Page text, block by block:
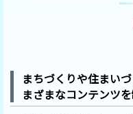
まちづくりや住まい
まざまなコンテンツを